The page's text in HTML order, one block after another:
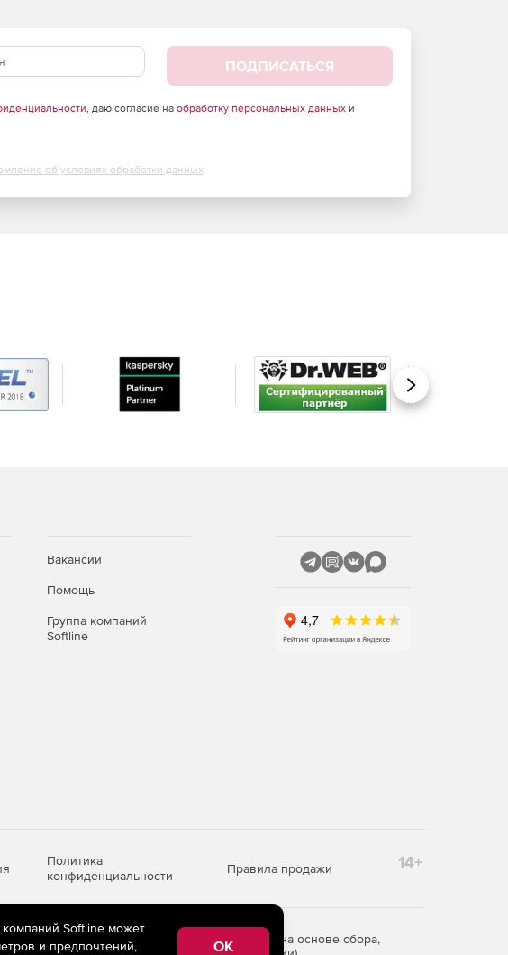
ПОДПИСАТЬСЯ
, даю согласие на обработку персональных данныхи
об условиях обработки данных
Вперед
Вакансии
Помощь
Группа компаний
Softline
Политика
конфиденциальности
Правила продажи 14+
технологии предоставления информации на основе сбора,
компаний Softline может
и предпочтений, OK